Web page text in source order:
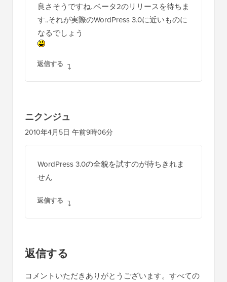
良さそうですね..ベータ2のリリースを待ちま
す..それが実際のWordPress 3.0に近いものに
なるでしょう
返信する
ニクンジュ
2010年4月5日 午前9時06分
WordPress 3.0の全貌を試すのが待ちきれま
せん
返信する
返信する
コメントいただきありがとうございます。すべての